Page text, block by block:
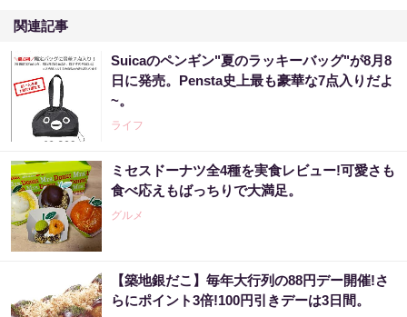
関連記事
Suicaのペンギン"夏のラッキーバッグ"が8月8
日に発売。Pensta史上最も豪華な7点入りだよ
~。
ライフ
ミセスドーナツ全4種を実食レビュー!可愛さも
食べ応えもばっちりで大満足。
グルメ
【築地銀だこ】毎年大行列の88円デー開催!さ
らにポイント3倍!100円引きデーは3日間。